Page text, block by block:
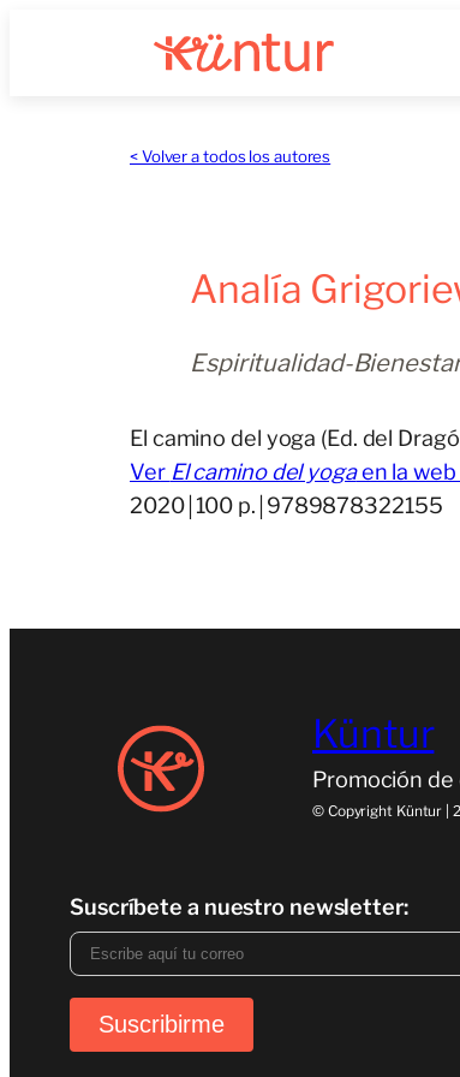
< Volver a todos los autores
Analía
Espiritualidad-
El camino del yoga (Ed. del
Ver El camino del yogaen la web
2020￨100 p.￨9789878322155
Küntur
Promoción
© Copyright Küntur |
Suscríbete a nuestro newsletter: